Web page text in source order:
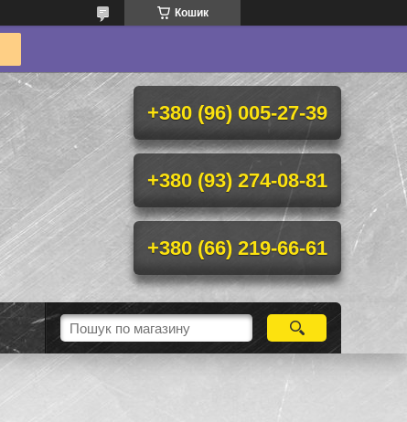
Кошик
+380 (96) 005-27-39
+380 (93) 274-08-81
+380 (66) 219-66-61